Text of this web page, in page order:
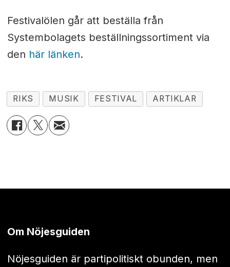
Festivalölen går att beställa från
Systembolagets beställningssortiment via
den här länken.
RIKS MUSIK FESTIVAL ARTIKLAR
Om Nöjesguiden
Nöjesguiden är partipolitiskt obunden, men